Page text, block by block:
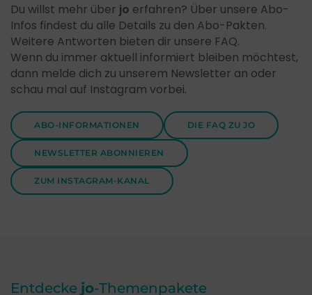
Du willst mehr über jo erfahren? Über unsere Abo-
Infos findest du alle Details zu den Abo-Pakten.
Weitere Antworten bieten dir unsere FAQ.
Wenn du immer aktuell informiert bleiben möchtest,
dann melde dich zu unserem Newsletter an oder
schau mal auf Instagram vorbei.
ABO-INFORMATIONEN DIE FAQ ZU JO
NEWSLETTER ABONNIEREN
ZUM INSTAGRAM-KANAL
Entdecke jo-Themenpakete